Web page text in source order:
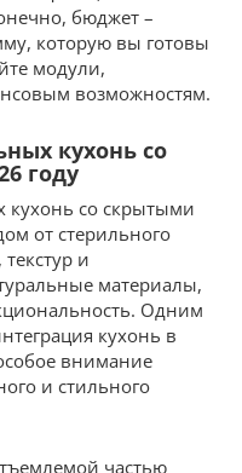
бюджет –
которую вы готовы
модули,
возможностям.
кухонь со
году
кухонь со скрытыми
от стерильного
и
материалы,
Одним
кухонь в
внимание
и стильного
частью